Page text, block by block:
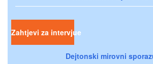
Zahtjevi za intervjue
Dejtonski mirovni